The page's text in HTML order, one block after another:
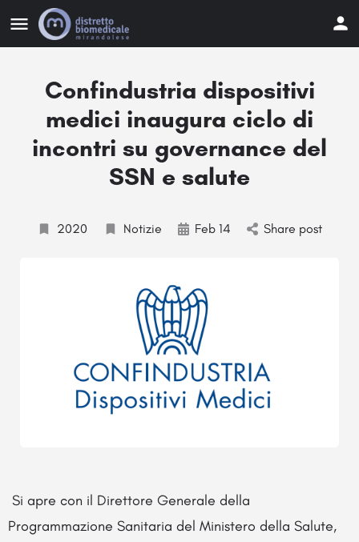
Confindustria dispositivi
medici inaugura ciclo di
incontri su governance del
SSN e salute
2020 Notizie Feb 14 Share post
Si apre con il Direttore Generale della
Programmazione Sanitaria del Ministero della Salute,